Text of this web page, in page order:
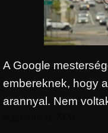
A Google
embereknek, hogy
arannyal. Nem